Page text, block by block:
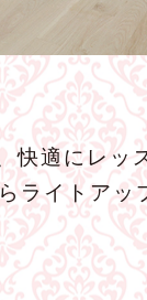
適にレッ
ライトア